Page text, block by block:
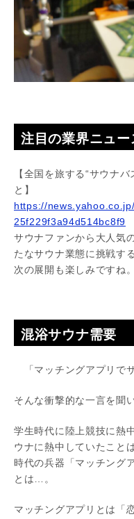
注目の業界ニュー
【全国を旅する“サウナ
と】
https://
25f229f3a94d514bc8f9
サウナファンから大人気
たなサウナ業態に挑戦す
次の展開も楽しみですね。
混浴サウナ需要
「マッチングアプリで
そんな衝撃的な一言を聞
学生時代に陸上競技に熱
ウナに熱中していたこと
時代の兵器「マッチング
とは…。
マッチングアプリとは「